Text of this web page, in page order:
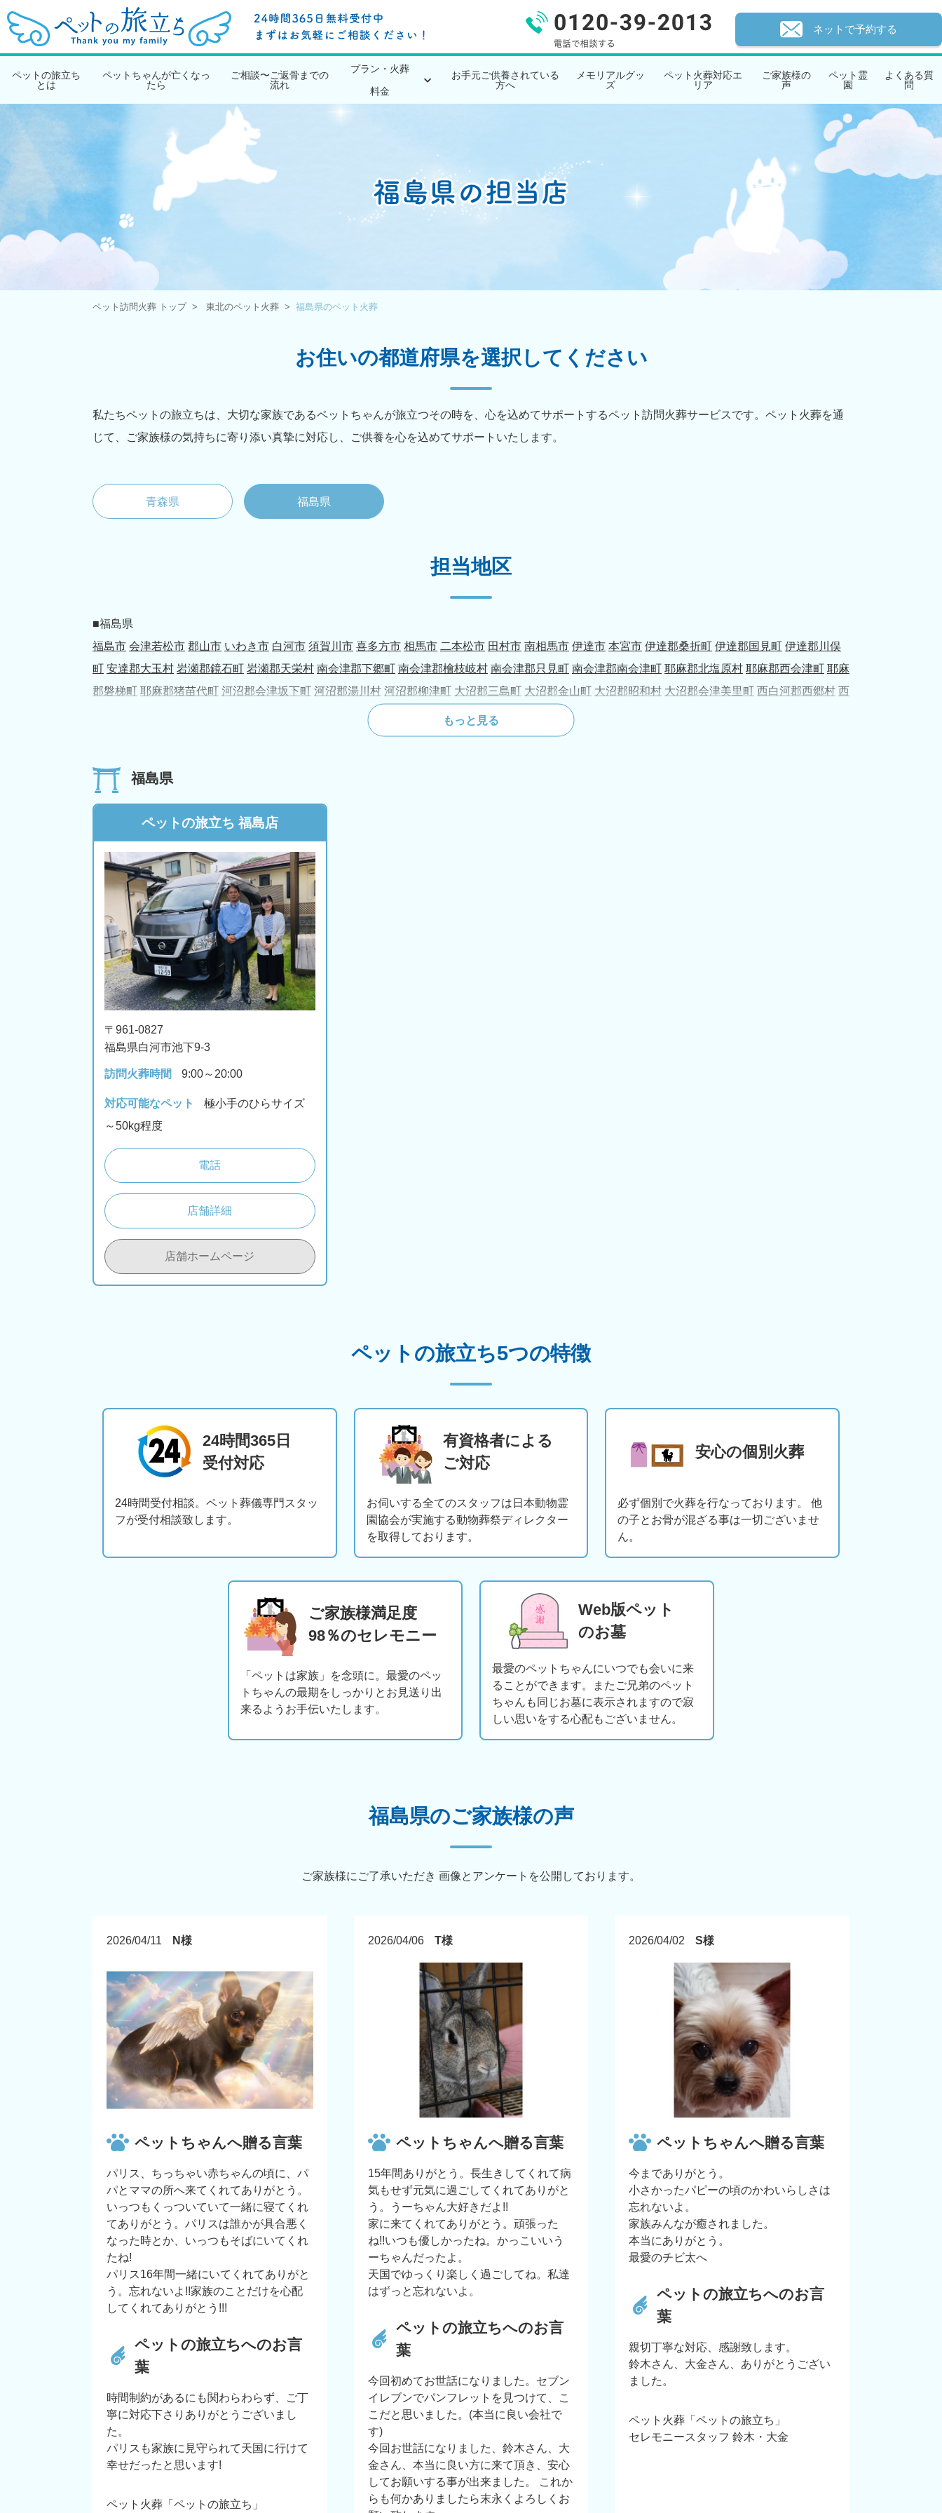
ネットで予約する
ペットの旅立ち
とは
ペットちゃんが亡くなっ
たら
ご相談〜ご返骨までの
流れ
プラン・火葬
料金
お手元ご供養されている
方へ
メモリアルグッ
ズ
ペット火葬対応エ
リア
ご家族様の
声
ペット霊
園
よくある質
問
ペット訪問火葬 トップ 東北のペット火葬 福島県のペット火葬
お住いの都道府県を選択してください
私たちペットの旅立ちは、大切な家族であるペットちゃんが旅立つその時を、心を込めてサポートするペット訪問火葬サービスです。ペット火葬を通
じて、ご家族様の気持ちに寄り添い真摯に対応し、ご供養を心を込めてサポートいたします。
青森県 福島県
担当地区
■福島県
福島市 会津若松市 郡山市 いわき市 白河市 須賀川市 喜多方市 相馬市 二本松市 田村市 南相馬市 伊達市 本宮市 伊達郡桑折町 伊達郡国見町 伊達郡川俣
町 安達郡大玉村 岩瀬郡鏡石町 岩瀬郡天栄村 南会津郡下郷町 南会津郡檜枝岐村 南会津郡只見町 南会津郡南会津町 耶麻郡北塩原村 耶麻郡西会津町 耶麻
郡磐梯町 耶麻郡猪苗代町 河沼郡会津坂下町 河沼郡湯川村 河沼郡柳津町 大沼郡三島町 大沼郡金山町 大沼郡昭和村 大沼郡会津美里町 西白河郡西郷村 西
東白川郡棚倉町 東白川郡矢祭町 東白川郡塙町 東白川郡鮫川村
双葉郡広野町 双葉郡楢葉町 双葉郡富岡町
もっと見る
福島県
ペットの旅立ち 福島店
〒961-0827
福島県白河市池下9-3
訪問火葬時間 9:00～20:00
対応可能なペット
極小手のひらサイズ
～50kg程度
電話
店舗詳細
店舗ホームページ
ペットの旅立ち5つの特徴
24時間365日
受付対応
24時間受付相談。ペット葬儀専門スタッ
フが受付相談致します。
有資格者による
ご対応
お伺いする全てのスタッフは日本動物霊
園協会が実施する動物葬祭ディレクター
を取得しております。
安心の個別火葬
必ず個別で火葬を行なっております。 他
の子とお骨が混ざる事は一切ございませ
ん。
ご家族様満足度
98％のセレモニー
「ペットは家族」を念頭に。最愛のペッ
トちゃんの最期をしっかりとお見送り出
来るようお手伝いたします。
Web版ペット
のお墓
最愛のペットちゃんにいつでも会いに来
ることができます。またご兄弟のペット
ちゃんも同じお墓に表示されますので寂
しい思いをする心配もございません。
福島県のご家族様の声
ご家族様にご了承いただき 画像とアンケートを公開しております。
2026/04/11 N様
ペットちゃんへ贈る言葉
パリス、ちっちゃい赤ちゃんの頃に、パ
パとママの所へ来てくれてありがとう。
いっつもくっついていて一緒に寝てくれ
てありがとう。パリスは誰かが具合悪く
なった時とか、いっつもそばにいてくれ
たね!
パリス16年間一緒にいてくれてありがと
う。忘れないよ!!家族のことだけを心配
してくれてありがとう!!!
ペットの旅立ちへのお言
葉
時間制約があるにも関わらわらず、ご丁
寧に対応下さりありがとうございまし
た。
パリスも家族に見守られて天国に行けて
幸せだったと思います!
ペット火葬「ペットの旅立ち」
2026/04/06 T様
ペットちゃんへ贈る言葉
15年間ありがとう。長生きしてくれて病
気もせず元気に過ごしてくれてありがと
う。うーちゃん大好きだよ!!
家に来てくれてありがとう。頑張った
ね!!いつも優しかったね。かっこいいう
ーちゃんだったよ。
天国でゆっくり楽しく過ごしてね。私達
はずっと忘れないよ。
ペットの旅立ちへのお言
葉
今回初めてお世話になりました。セブン
イレブンでパンフレットを見つけて、こ
こだと思いました。(本当に良い会社で
す)
今回お世話になりました、鈴木さん、大
金さん、本当に良い方に来て頂き、安心
してお願いする事が出来ました。 これか
らも何かありましたら末永くよろしくお
2026/04/02 S様
ペットちゃんへ贈る言葉
今までありがとう。
小さかったパピーの頃のかわいらしさは
忘れないよ。
家族みんなが癒されました。
本当にありがとう。
最愛のチビ太へ
ペットの旅立ちへのお言
葉
親切丁寧な対応、感謝致します。
鈴木さん、大金さん、ありがとうござい
ました。
ペット火葬「ペットの旅立ち」
セレモニースタッフ 鈴木・大金